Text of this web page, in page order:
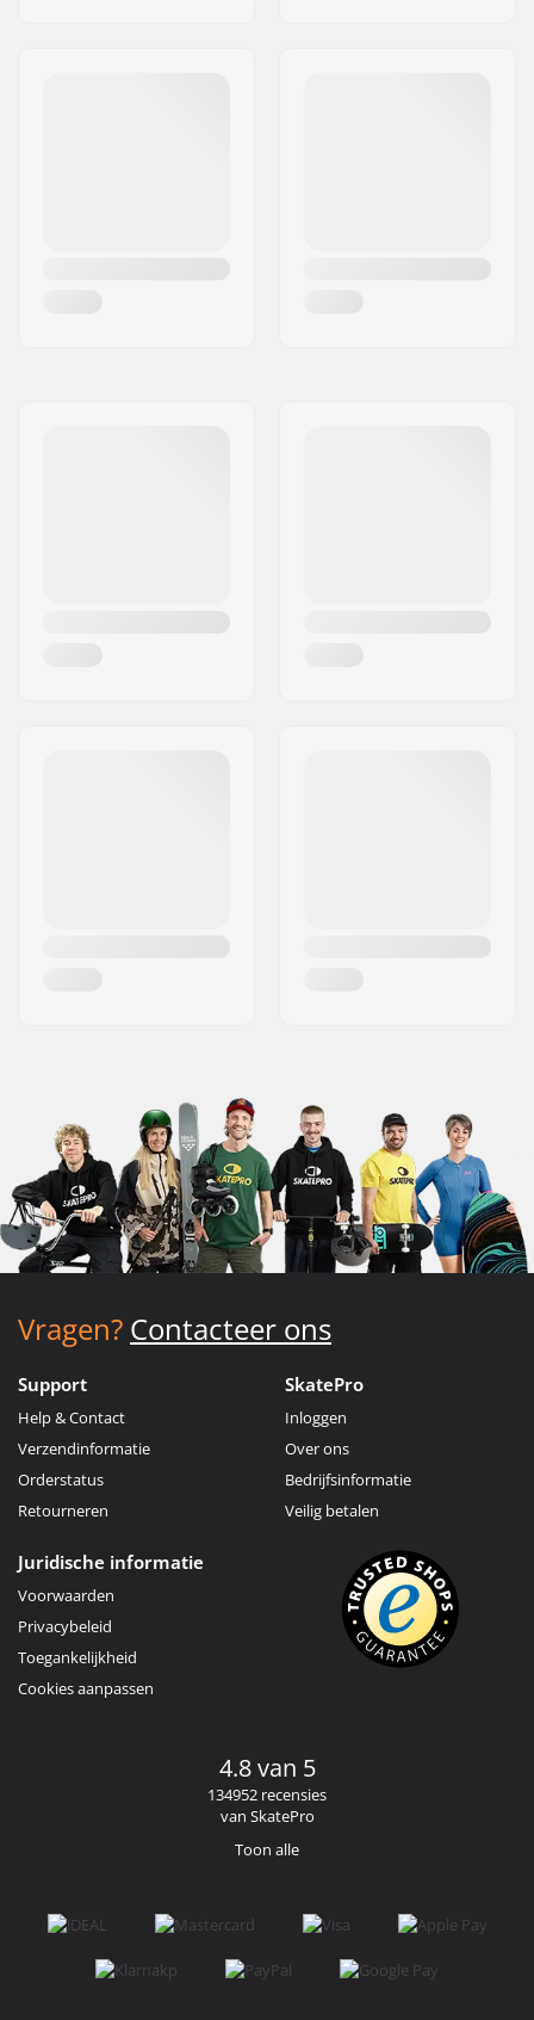
Vragen? Contacteer ons
Support
Help & Contact
Verzendinformatie
Orderstatus
Retourneren
SkatePro
Inloggen
Over ons
Bedrijfsinformatie
Veilig betalen
Juridische informatie
Voorwaarden
Privacybeleid
Toegankelijkheid
Cookies aanpassen
4.8 van 5
134952 recensies
van SkatePro
Toon alle